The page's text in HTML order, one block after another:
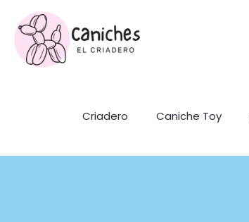
Criadero Caniche Toy